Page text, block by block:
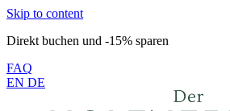
Skip to content
Direkt buchen und -15% sparen
FAQ
EN DE